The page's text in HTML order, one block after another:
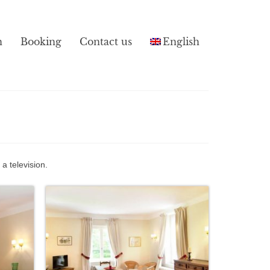
Booking Contact us English
television.